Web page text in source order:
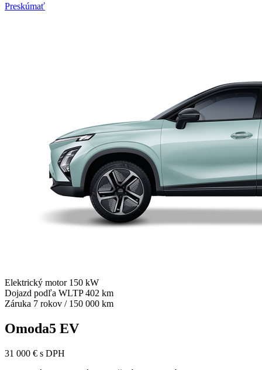
Preskúmať
Elektrický motor 150 kW
Dojazd podľa WLTP 402 km
Záruka 7 rokov / 150 000 km
Omoda5 EV
31 000 € s DPH